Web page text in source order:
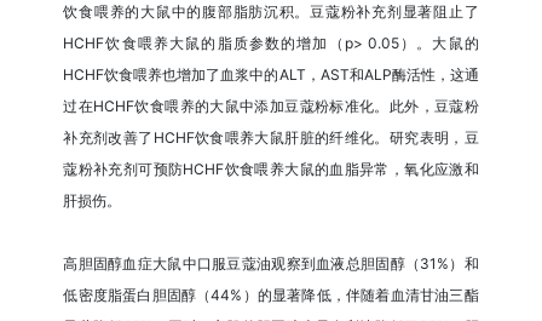
饮食喂养的大鼠中的腹部脂肪沉积。豆蔻粉补充剂显著阻止了
HCHF饮食喂养大鼠的脂质参数的增加（p> 0.05）。大鼠的
HCHF饮食喂养也增加了血浆中的ALT，AST和ALP酶活性，这通
过在HCHF饮食喂养的大鼠中添加豆蔻粉标准化。此外，豆蔻粉
补充剂改善了HCHF饮食喂养大鼠肝脏的纤维化。研究表明，豆
蔻粉补充剂可预防HCHF饮食喂养大鼠的血脂异常，氧化应激和
肝损伤。
高胆固醇血症大鼠中口服豆蔻油观察到血液总胆固醇（31%）和
低密度脂蛋白胆固醇（44%）的显著降低，伴随着血清甘油三酯